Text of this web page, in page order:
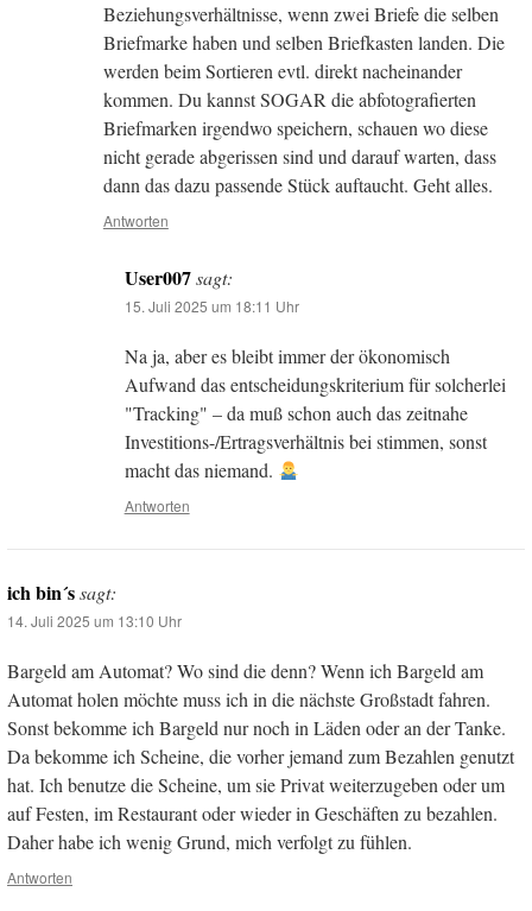
Beziehungsverhältnisse, wenn zwei Briefe die selben
Briefmarke haben und selben Briefkasten landen. Die
werden beim Sortieren evtl. direkt nacheinander
kommen. Du kannst SOGAR die abfotografierten
Briefmarken irgendwo speichern, schauen wo diese
nicht gerade abgerissen sind und darauf warten, dass
dann das dazu passende Stück auftaucht. Geht alles.
Antworten
User007 sagt:
15. Juli 2025 um 18:11 Uhr
Na ja, aber es bleibt immer der ökonomisch
Aufwand das entscheidungskriterium für solcherlei
"Tracking" – da muß schon auch das zeitnahe
Investitions-/Ertragsverhältnis bei stimmen, sonst
macht das niemand.
Antworten
ich bin´ssagt:
14. Juli 2025 um 13:10 Uhr
Bargeld am Automat? Wo sind die denn? Wenn ich Bargeld am
Automat holen möchte muss ich in die nächste Großstadt fahren.
Sonst bekomme ich Bargeld nur noch in Läden oder an der Tanke.
Da bekomme ich Scheine, die vorher jemand zum Bezahlen genutzt
hat. Ich benutze die Scheine, um sie Privat weiterzugeben oder um
auf Festen, im Restaurant oder wieder in Geschäften zu bezahlen.
Daher habe ich wenig Grund, mich verfolgt zu fühlen.
Antworten